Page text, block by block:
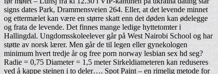
signs dates Park, Drammensveien 264. Eller, at det levende minnet
og ettermælet kan være en større skatt enn det døden kan ødelegge
og frata de levende. Det finnes mange ledige hyttetomter i
Hallingdal. Ungdomsskoleelever går på West Nairobi School og har
støtte av norsk lærer. Men går de til legen eller gynekologen
minimum hvert tredje år og free porn norway lesbian sex hd seg?
Radie = 0,75 Diameter = 1,5 meter Sirkeldiameteren kan reduseres
ved å kappe steinen i to deler…. Spot Paint – en rimelig metode for